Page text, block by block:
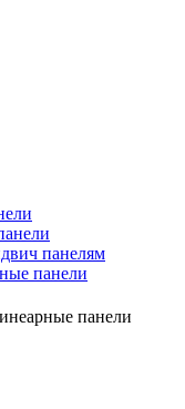
панелям
панели
панели